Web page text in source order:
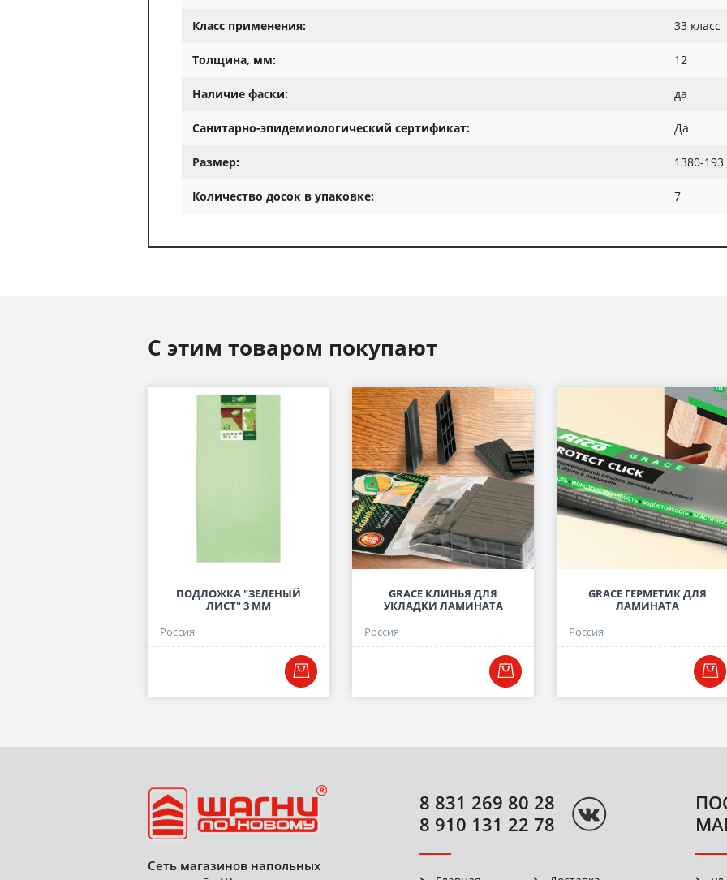
Класс применения: 33 класс
Толщина, мм: 12
Наличие фаски: да
Санитарно-эпидемиологический сертификат: Да
Размер: 1380-
Количество досок в упаковке: 7
С этим товаром покупают
ПОДЛОЖКА "ЗЕЛЕНЫЙ
ЛИСТ" 3 ММ
Россия
GRACE КЛИНЬЯ ДЛЯ
УКЛАДКИ ЛАМИНАТА
Россия
GRACE ГЕРМЕТИК ДЛЯ
ЛАМИНАТА
Россия
Сеть магазинов напольных
8 831 269 80 28
8 910 131 22 78